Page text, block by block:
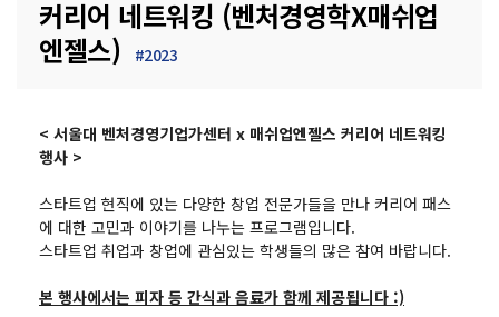
커리어 네트워킹 (벤처경영학X매쉬업
엔젤스)
#2023
< 서울대 벤처경영기업가센터 x 매쉬업엔젤스 커리어 네트워킹
행사 >
스타트업 현직에 있는 다양한 창업 전문가들을 만나 커리어 패스
에 대한 고민과 이야기를 나누는 프로그램입니다.
스타트업 취업과 창업에 관심있는 학생들의 많은 참여 바랍니다.
본 행사에서는 피자 등 간식과 음료가 함께 제공됩니다 :)